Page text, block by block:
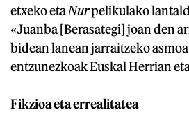
etxeko etaNurpelikulako
«Juanba [Berasategi] joan den
bidean lanean jarraitzeko
entzunezkoak Euskal Herrian
Fikzioa eta errealitatea